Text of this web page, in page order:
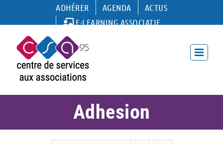
ADHÉRER AGENDA
ACTUS
E-LEARNING ASSOCIATIF
Adhesion